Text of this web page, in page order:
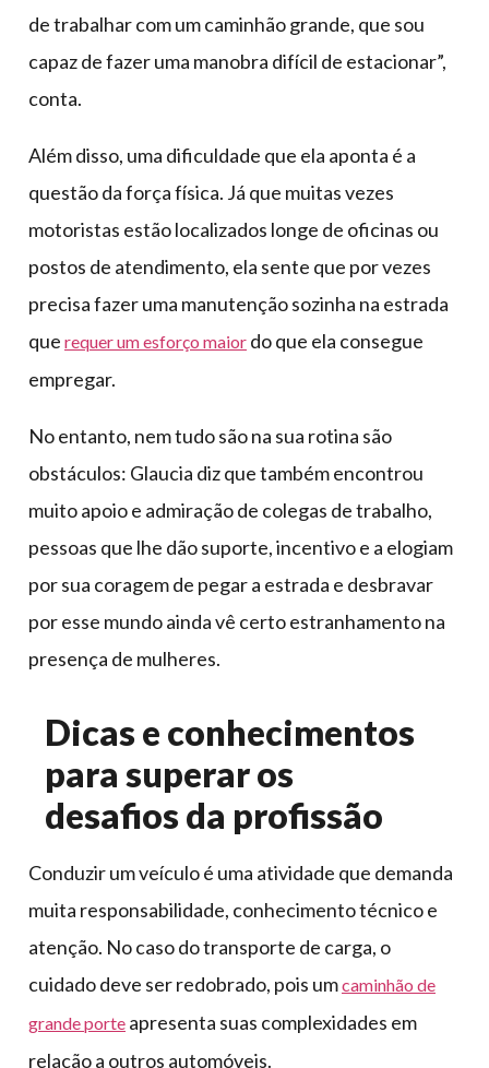
de trabalhar com um caminhão grande, que sou
capaz de fazer uma manobra difícil de estacionar”,
conta.
Além disso, uma dificuldade que ela aponta é a
questão da força física. Já que muitas vezes
motoristas estão localizados longe de oficinas ou
postos de atendimento, ela sente que por vezes
precisa fazer uma manutenção sozinha na estrada
que requer um esforço maior do que ela consegue
empregar.
No entanto, nem tudo são na sua rotina são
obstáculos: Glaucia diz que também encontrou
muito apoio e admiração de colegas de trabalho,
pessoas que lhe dão suporte, incentivo e a elogiam
por sua coragem de pegar a estrada e desbravar
por esse mundo ainda vê certo estranhamento na
presença de mulheres.
Dicas e conhecimentos
para superar os
desafios da profissão
Conduzir um veículo é uma atividade que demanda
muita responsabilidade, conhecimento técnico e
atenção. No caso do transporte de carga, o
cuidado deve ser redobrado, pois umcaminhão de
grande porte apresenta suas complexidades em
relação a outros automóveis.